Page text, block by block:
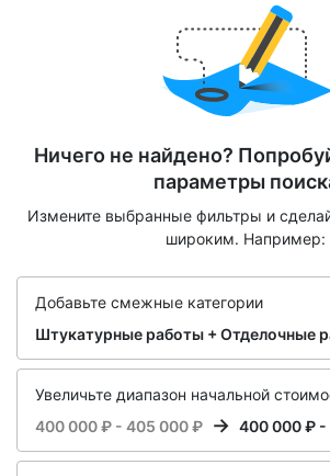
Ничего не найдено?
параметры
Измените выбранные фильтры и
широким. Например:
Добавьте смежные категории
Штукатурные работы + Отделочные
Увеличьте диапазон начальной
400 000 ₽ - 405 000 ₽
400 000 ₽ -